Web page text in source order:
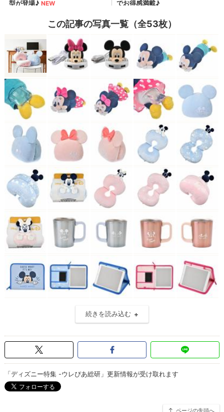
この記事の写真一覧（全53枚）
続きを読み込む
「ディズニー特集 -ウレぴあ総研」更新情報が受け取れます
ページの先頭へ